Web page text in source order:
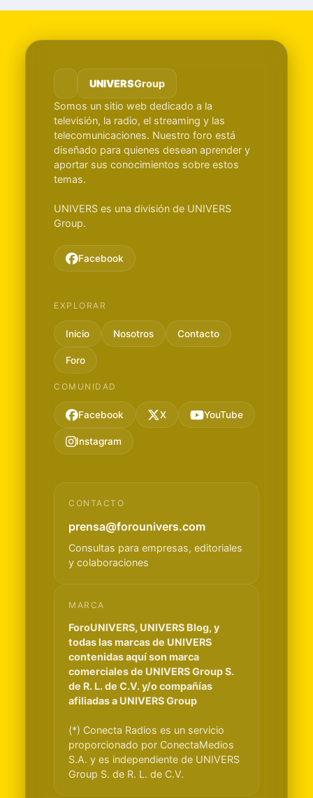
UNIVERSGroup
Somos un sitio web dedicado a la
televisión, la radio, el streaming y las
telecomunicaciones. Nuestro foro está
diseñado para quienes desean aprender y
aportar sus conocimientos sobre estos
temas.
UNIVERS es una división de UNIVERS
Group.
Facebook
EXPLORAR
Inicio Nosotros Contacto
Foro
COMUNIDAD
Facebook X YouTube
Instagram
CONTACTO
prensa@forounivers.com
Consultas para empresas, editoriales
y colaboraciones
MARCA
ForoUNIVERS, UNIVERS Blog, y
todas las marcas de UNIVERS
contenidas aquí son marca
comerciales de UNIVERS Group S.
de R. L. de C.V. y/o compañías
afiliadas a UNIVERS Group
(*) Conecta Radios es un servicio
proporcionado por ConectaMedios
S.A. y es independiente de UNIVERS
Group S. de R. L. de C.V.